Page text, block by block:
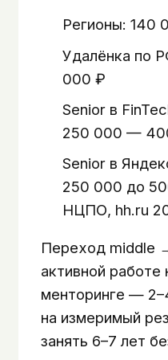
Регионы:
Удалёнка по
000 ₽
Senior в
250 000 —
Senior в
250 000 до
НЦПО, hh.ru
Переход middle
активной
менторинге —
на измеримый
занять 6–7 лет